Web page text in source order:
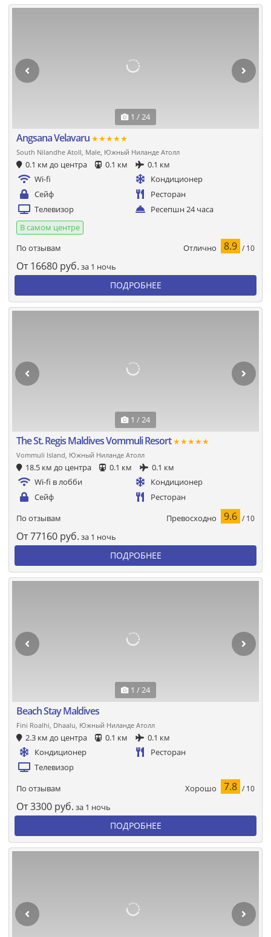
1 / 24
Angsana Velavaru ★★★★★
South Nilandhe Atoll, Male, Южный Ниланде Атолл
0.1 км до центра 0.1 км
0.1 км
Wi-fi
Кондиционер
Сейф
Ресторан
Телевизор
Ресепшн 24 часа
В самом центре
По отзывам
Отлично 8.9 / 10
От 16680 руб. за 1 ночь
ПОДРОБНЕЕ
1 / 24
The St. Regis Maldives Vommuli Resort★★★★★
Vommuli Island, Южный Ниланде Атолл
18.5 км до центра 0.1 км
0.1 км
Wi-fi в лобби
Кондиционер
Сейф
Ресторан
По отзывам Превосходно 9.6 / 10
От77160 руб. за 1 ночь
ПОДРОБНЕЕ
1 / 24
Beach Stay Maldives
Fini Roalhi, Dhaalu, Южный Ниланде Атолл
2.3 км до центра 0.1 км
0.1 км
Кондиционер
Ресторан
Телевизор
По отзывам Хорошо 7.8 / 10
От3300 руб. за 1 ночь
ПОДРОБНЕЕ